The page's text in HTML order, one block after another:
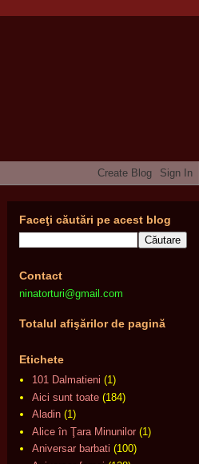
Faceţi căutări pe acest blog
Contact
ninatorturi@gmail.com
Totalul afişărilor de pagină
Etichete
101 Dalmatieni (1)
Aici sunt toate (184)
Aladin (1)
Alice în Ţara Minunilor (1)
Aniversar barbati (100)